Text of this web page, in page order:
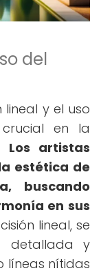
del
lineal y el uso
en la
Los artistas
estética de
buscando
en sus
lineal, se
detallada y
líneas nítidas